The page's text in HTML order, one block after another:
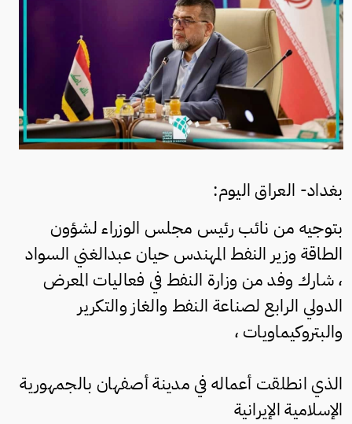
بغداد- العراق اليوم:
بتوجيه من نائب رئيس مجلس الوزراء لشؤون
الطاقة وزير النفط المهندس حيان عبدالغني السواد
، شارك وفد من وزارة النفط في فعاليات المعرض
الدولي الرابع لصناعة النفط والغاز والتكرير
والبتروكيماويات ،
الذي انطلقت أعماله في مدينة أصفهان بالجمهورية
الإسلامية الإيرانية